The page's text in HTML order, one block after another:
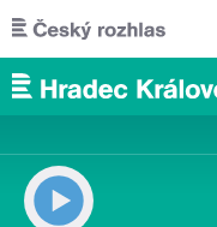
Přejít k hlavnímu obsahu